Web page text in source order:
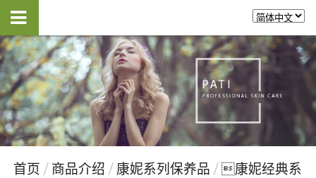
首页 商品介绍 康妮系列保养品
康妮经典系